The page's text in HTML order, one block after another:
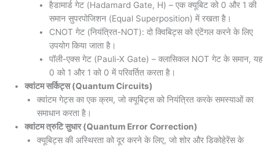
हैडामार्ड गेट (Hadamard Gate, H) – एक क्यूबिट को 0 और 1 की
समान सुपरपोजिशन (Equal Superposition) में रखता है।
CNOT गेट (नियंत्रित-NOT): दो क्विबिट्स को एंटेंगल करने के लिए
उपयोग किया जाता है।
पॉली-एक्स गेट (Pauli-X Gate) – क्लासिकल NOT गेट के समान, यह
0 को 1 और 1 को 0 में परिवर्तित करता है।
क्वांटम सर्किट्स (Quantum Circuits)
क्वांटम गेट्स का एक क्रम, जो क्यूबिट्स को नियंत्रित करके समस्याओं का
समाधान करता है।
क्वांटम त्रुटि सुधार (Quantum Error Correction)
क्यूबिट्स की अस्थिरता को दूर करने के लिए, जो शोर और डिकोहेरेंस के